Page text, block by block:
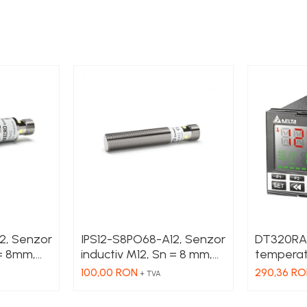
Senzor
30
IPS12-S8PO68-A12, Senzor
inductiv M12, Sn = 8 mm,
ecranat, PNP, NO, 10-30
100,00 RON + TVA
seria, 80-
290,36